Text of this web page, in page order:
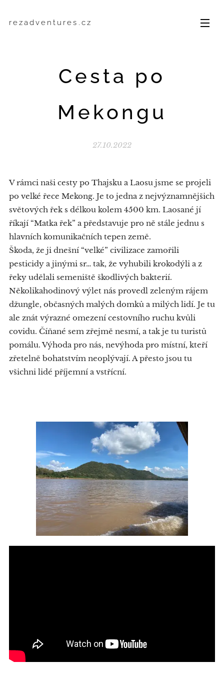
rezadventures.cz
Cesta po
Mekongu
27.10.2022
V rámci naši cesty po Thajsku a Laosu jsme se projeli
po velké řece Mekong. Je to jedna z nejvýznamnějšich
světových řek s délkou kolem 4500 km. Laosané jí
říkají “Matka řek” a představuje pro ně stále jednu s
hlavních komunikačních tepen země.
Škoda, že ji dnešní “velké” civilizace zamořili
pesticidy a jinými sr… tak, že vyhubili krokodýli a z
řeky udělali semeniště škodlivých bakterií.
Několikahodinový výlet nás provedl zeleným rájem
džungle, občasných malých domků a milých lidí. Je tu
ale znát výrazné omezení cestovního ruchu kvůli
covidu. Číňané sem zřejmě nesmí, a tak je tu turistů
pomálu. Výhoda pro nás, nevýhoda pro místní, kteří
zřetelně bohatstvím neoplývají. A přesto jsou tu
všichni lidé příjemní a vstřícní.